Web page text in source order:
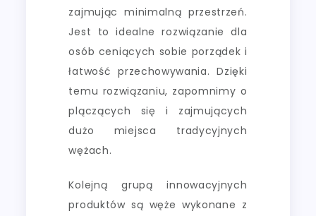
zajmując minimalną przestrzeń.
Jest to idealne rozwiązanie dla
osób ceniących sobie porządek i
łatwość przechowywania. Dzięki
temu rozwiązaniu, zapomnimy o
plączących się i zajmujących
dużo miejsca tradycyjnych
wężach.
Kolejną grupą innowacyjnych
produktów są węże wykonane z